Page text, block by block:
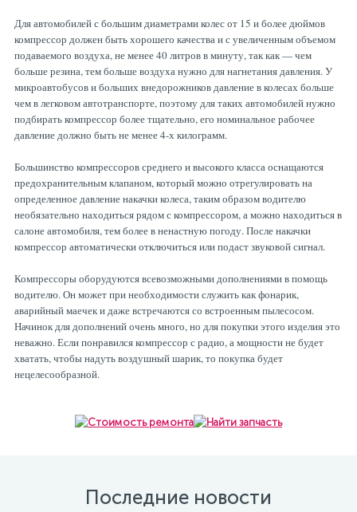
Для автомобилей с большим диаметрами колес от 15 и более дюймов
компрессор должен быть хорошего качества и с увеличенным объемом
подаваемого воздуха, не менее 40 литров в минуту, так как — чем
больше резина, тем больше воздуха нужно для нагнетания давления. У
микроавтобусов и больших внедорожников давление в колесах больше
чем в легковом автотранспорте, поэтому для таких автомобилей нужно
подбирать компрессор более тщательно, его номинальное рабочее
давление должно быть не менее 4-х килограмм.
Большинство компрессоров среднего и высокого класса оснащаются
предохранительным клапаном, который можно отрегулировать на
определенное давление накачки колеса, таким образом водителю
необязательно находиться рядом с компрессором, а можно находиться в
салоне автомобиля, тем более в ненастную погоду. После накачки
компрессор автоматически отключиться или подаст звуковой сигнал.
Компрессоры оборудуются всевозможными дополнениями в помощь
водителю. Он может при необходимости служить как фонарик,
аварийный маечек и даже встречаются со встроенным пылесосом.
Начинок для дополнений очень много, но для покупки этого изделия это
неважно. Если понравился компрессор с радио, а мощности не будет
хватать, чтобы надуть воздушный шарик, то покупка будет
нецелесообразной.
Последние новости